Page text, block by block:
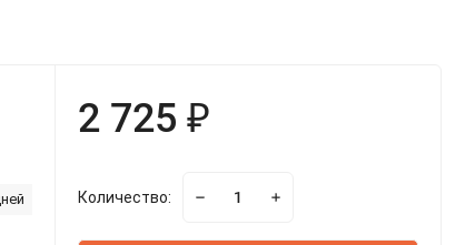
2 725 ₽
Количество: